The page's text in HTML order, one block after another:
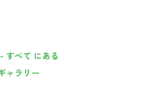
すべて にある
ャラリー